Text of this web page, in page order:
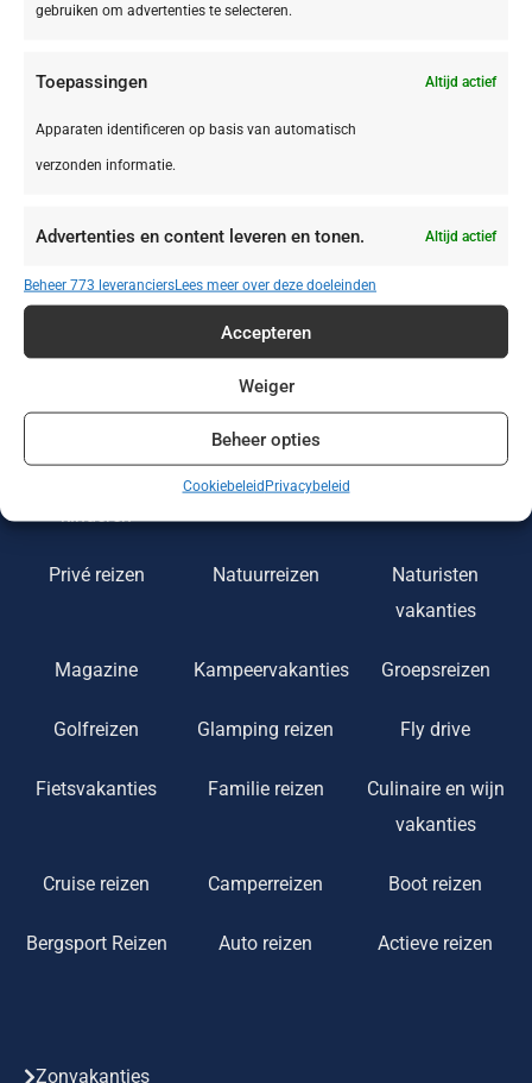
gebruiken om advertenties te selecteren.
Toepassingen Altijd actief
Apparaten identificeren op basis van automatisch
verzonden informatie.
Advertenties en content leveren en tonen. Altijd actief
Beheer 773 leveranciersLees meer over deze doeleinden
Accepteren
Weiger
Beheer opties
CookiebeleidPrivacybeleid
Zonvakanties
Vakantiehuizen
Stedentrips
kinderen
Safari
Privé reizen Natuurreizen
Naturisten
vakanties
Magazine Kampeervakanties Groepsreizen
Golfreizen Glamping reizen Fly drive
Fietsvakanties Familie reizen
Culinaire en wijn
vakanties
Cruise reizen Camperreizen Boot reizen
Bergsport Reizen Auto reizen Actieve reizen
Zonvakanties